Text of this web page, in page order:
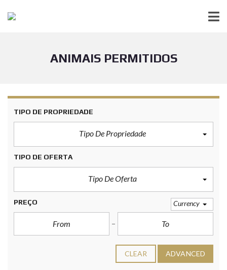
ANIMAIS PERMITIDOS
TIPO DE PROPRIEDADE
Tipo De Propriedade
TIPO DE OFERTA
Tipo De Oferta
PREÇO Currency
CLEAR ADVANCED